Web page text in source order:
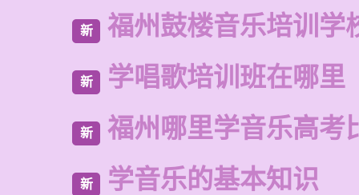
新 福州鼓楼音乐培训学
新 学唱歌培训班在哪里
新 福州哪里学音乐高考
新 学音乐的基本知识